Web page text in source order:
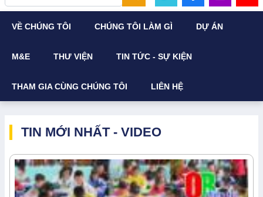
VỀ CHÚNG TÔI CHÚNG TÔI LÀM GÌ DỰ ÁN
M&E THƯ VIỆN TIN TỨC - SỰ KIỆN
THAM GIA CÙNG CHÚNG TÔI LIÊN HỆ
TIN MỚI NHẤT - VIDEO